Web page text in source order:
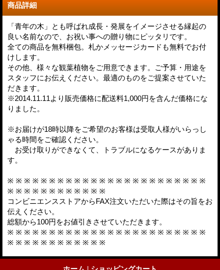
商品詳細
「青年の木」とも呼ばれ成長・発展をイメージさせる縁起の
良い名前なので、お祝い事への贈り物にピッタリです。
全ての商品を無料梱包。札かメッセージカードも無料でお付
けします。
その他、様々な観葉植物をご用意できます。ご予算・用途を
スタッフにお伝えください。最適のものをご提案させていた
だきます。
※2014.11.11より販売価格に配送料1,000円を含んだ価格にな
りました。
※お届けが18時以降をご希望のお客様は受取人様がいらっし
ゃる時間をご確認ください。
お受け取りができなくて、トラブルになるケースがありま
す。
※ ※ ※ ※ ※ ※ ※ ※ ※ ※ ※ ※ ※ ※ ※ ※ ※ ※ ※ ※ ※ ※ ※ ※
※ ※ ※ ※ ※ ※ ※ ※ ※ ※ ※ ※
コンビニエンスストアからFAX注文いただいた際はその旨をお
伝えください。
総額から100円をお値引きさせていただきます。
※ ※ ※ ※ ※ ※ ※ ※ ※ ※ ※ ※ ※ ※ ※ ※ ※ ※ ※ ※ ※ ※ ※ ※
※ ※ ※ ※ ※ ※ ※ ※ ※ ※ ※ ※